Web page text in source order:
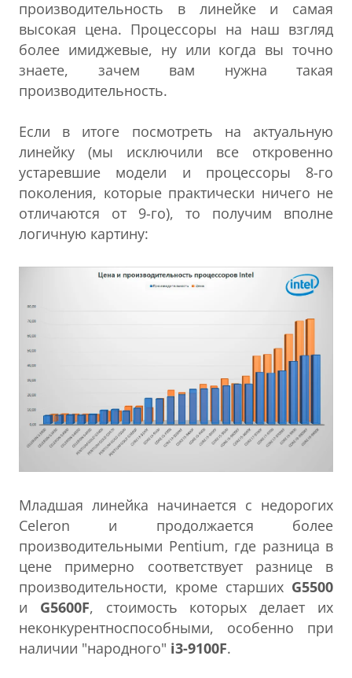
производительность в линейке и самая
высокая цена. Процессоры на наш взгляд
более имиджевые, ну или когда вы точно
знаете, зачем вам нужна такая
производительность.
Если в итоге посмотреть на актуальную
линейку (мы исключили все откровенно
устаревшие модели и процессоры 8-го
поколения, которые практически ничего не
отличаются от 9-го), то получим вполне
логичную картину:
Младшая линейка начинается с недорогих
Celeron и продолжается более
производительными Pentium, где разница в
цене примерно соответствует разнице в
производительности, кроме старших G5500
и G5600F, стоимость которых делает их
неконкурентноспособными, особенно при
наличии "народного" i3-9100F.